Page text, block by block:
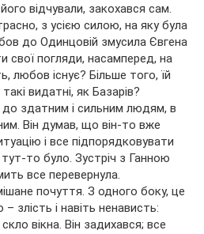
відчували, закохався сам.
з усією силою, на яку була
до Одинцовій змусила Євгена
свої погляди, насамперед, на
любов існує? Більше того, їй
видатні, як Базарів?
до здатним і сильним людям, в
Він думав, що він-то вже
і все підпорядковувати
то було. Зустріч з Ганною
все перевернула.
почуття. З одного боку, це
злість і навіть ненависть:
вікна. Він задихався; все